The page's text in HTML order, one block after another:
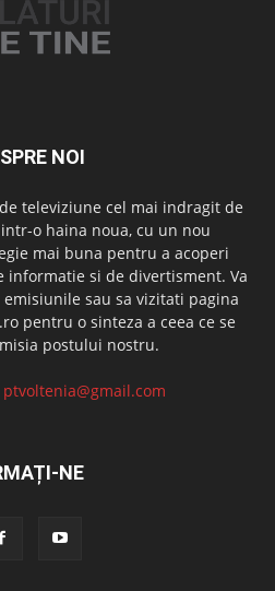
NOI
televiziune cel mai indragit de
o haina noua, cu un nou
mai buna pentru a acoperi
informatie si de divertisment. Va
sau sa vizitati pagina
pentru o sinteza a ceea ce se
postului nostru.
ptvoltenia@gmail.com
NE